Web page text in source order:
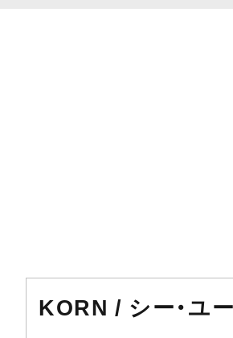
KORN / シー・ユ